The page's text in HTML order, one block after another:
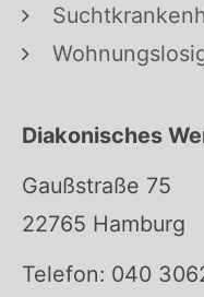
Diakonisches
Gaußstraße 75
22765 Hamburg
Telefon: 040